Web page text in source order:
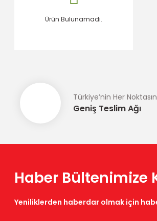
Ürün Bulunamadı.
Türkiye’nin Her
Geniş Teslim Ağı
Haber Bültenimize
Yeniliklerden haberdar olmak için